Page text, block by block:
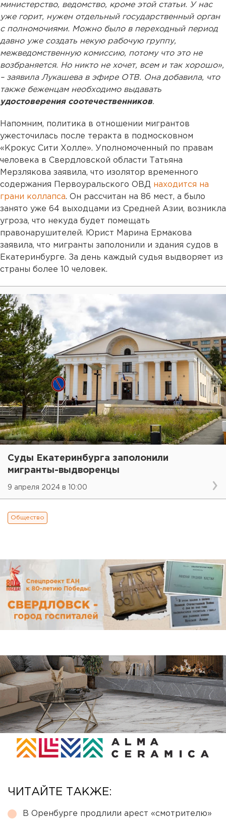
министерство, ведомство, кроме этой статьи. У нас
уже горит, нужен отдельный государственный орган
с полномочиями. Можно было в переходный период
давно уже создать некую рабочую группу,
межведомственную комиссию, потому что это не
возбраняется. Но никто не хочет, всем и так хорошо»,
– заявила Лукашева в эфире ОТВ. Она добавила, что
также беженцам необходимо выдавать
удостоверения соотечественников.
Напомним, политика в отношении мигрантов
ужесточилась после теракта в подмосковном
«Крокус Сити Холле». Уполномоченный по правам
человека в Свердловской области Татьяна
Мерзлякова заявила, что изолятор временного
содержания Первоуральского ОВД находится на
грани коллапса. Он рассчитан на 86 мест, а было
занято уже 64 выходцами из Средней Азии, возникла
угроза, что некуда будет помещать
правонарушителей. Юрист Марина Ермакова
заявила, что мигранты заполонили и здания судов в
Екатеринбурге. За день каждый судья выдворяет из
страны более 10 человек.
Суды Екатеринбурга заполонили
мигранты-выдворенцы
9 апреля 2024 в 10:00
Общество
ЧИТАЙТЕ ТАКЖЕ:
В Оренбурге продлили арест «смотрителю»